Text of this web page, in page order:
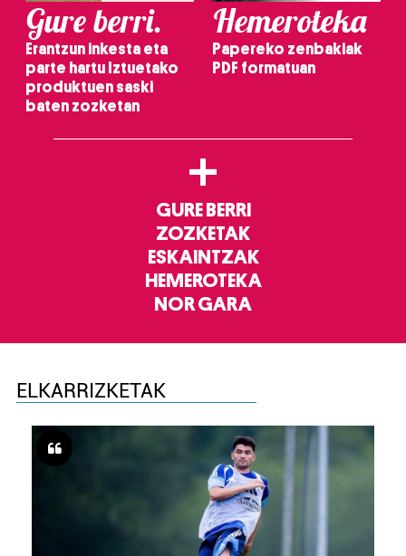
Gure berri.
Erantzun inkesta eta
parte hartu Iztuetako
produktuen saski
baten zozketan
Hemeroteka
Papereko zenbakiak
PDF formatuan
+
GURE BERRI
ZOZKETAK
ESKAINTZAK
HEMEROTEKA
NOR GARA
ELKARRIZKETAK